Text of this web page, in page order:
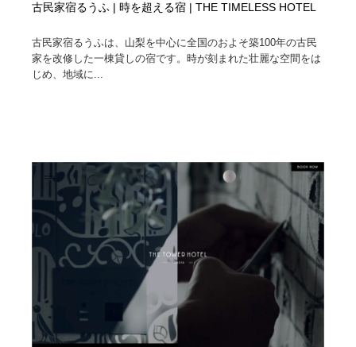
古民家宿るうふ | 時を超える宿 | THE TIMELESS HOTEL
古民家宿るうふは、山梨を中心に全国のおよそ築100年の古民
家を改修した一棟貸しの宿です。時が刻まれた壮麗な空間をは
じめ、地域に...